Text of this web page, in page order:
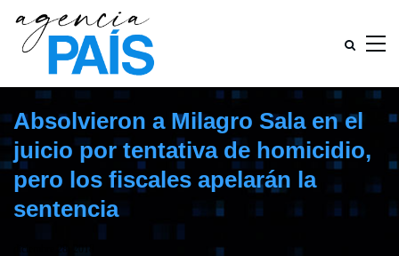
Absolvieron a Milagro Sala en el
juicio por tentativa de homicidio,
pero los fiscales apelarán la
sentencia
diciembre 28, 2018